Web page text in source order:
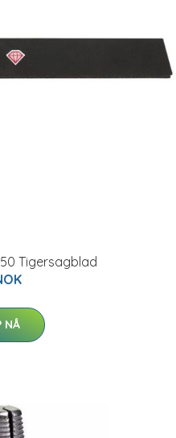
Tigersagblad
NÅ